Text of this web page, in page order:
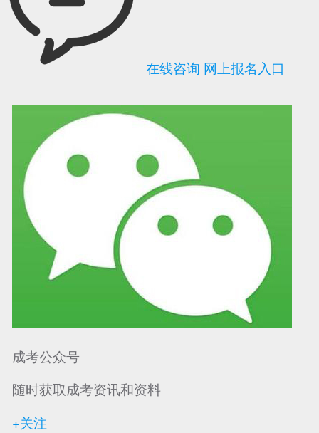
可信网站信用评 网络警察提醒你 诚信网站
在线咨询 网上报名入口
成考公众号
随时获取成考资讯和资料
+关注